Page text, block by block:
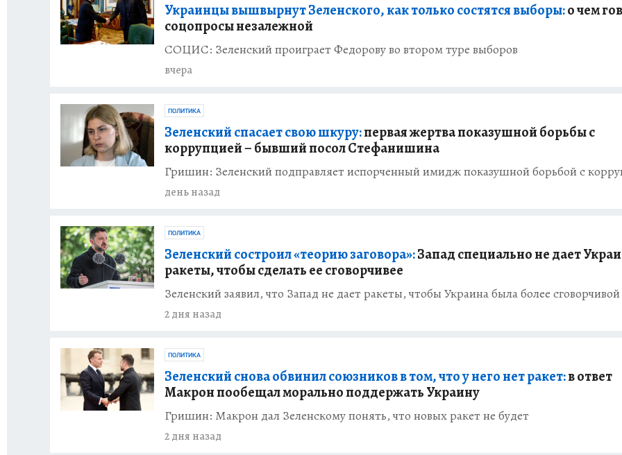
Украинцы вышвырнут Зеленского, как только состятся выборы:о чем
соцопросы незалежной
СОЦИС: Зеленский проиграет Федорову во втором туре выборов
вчера
ПОЛИТИКА
Зеленский спасает свою шкуру:первая жертва показушной борьбы с
коррупцией – бывший посол Стефанишина
Гришин: Зеленский подправляет испорченный имидж показушной борьбой с
день назад
ПОЛИТИКА
Зеленский состроил «теорию заговора»:Запад специально не дает
ракеты, чтобы сделать ее сговорчивее
Зеленский заявил, что Запад не дает ракеты, чтобы Украина была более сговорчивой
2 дня назад
ПОЛИТИКА
Зеленский снова обвинил союзников в том, что у него нет ракет:в ответ
Макрон пообещал морально поддержать Украину
Гришин: Макрон дал Зеленскому понять, что новых ракет не будет
2 дня назад